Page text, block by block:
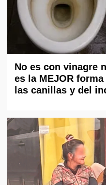
No es con vinagre
es la MEJOR
las canillas y del